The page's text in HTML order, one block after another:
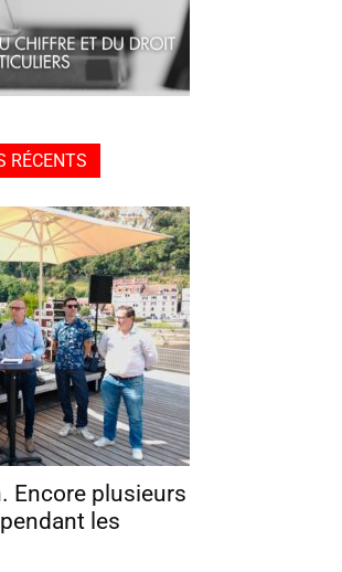
RÉCENTS
Encore plusieurs
les